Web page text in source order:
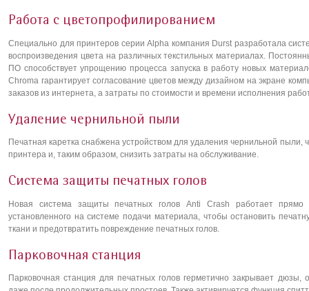
Работа с цветопрофилированием
Специально для принтеров серии Alpha компания Durst разработала
воспроизведения цвета на различных текстильных материалах.
ПО способствует упрощению процесса запуска в работу новых
Chroma гарантирует согласование цветов между дизайном на экране
заказов из интернета, а затраты по стоимости и времени исполнения
Удаление чернильной пыли
Печатная каретка снабжена устройством для удаления чернильной пыли,
принтера и, таким образом, снизить затраты на обслуживание.
Cистема защиты печатных голов
Новая система защиты печатных голов Anti Crash работает
установленного на системе подачи материала, чтобы остановить
ткани и предотвратить повреждение печатных голов.
Парковочная станция
Парковочная станция для печатных голов герметично закрывает дюзы,